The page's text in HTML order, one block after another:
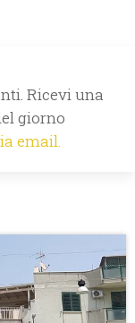
Ricevi una
giorno
email.